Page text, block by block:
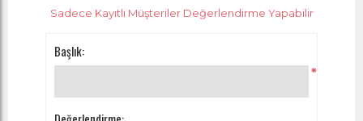
Sadece Kayıtlı Müşteriler Değerlendirme Yapabilir
Başlık:
*